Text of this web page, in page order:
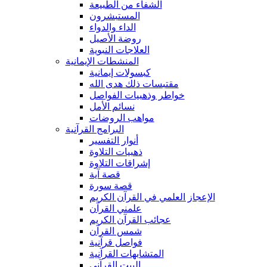
الشفاء من الطبيعة
المستبشرون
الداء والدواء
روضة الأصيل
العلاجات النبوية
المنشطات الإيمانية
كبسولات إيمانية
مقتبسات ذلك هدى الله
خواطر وذهبيات الفواصل
نسائم الأمل
مواهب الروضات
البرامج القرآنية
أنوار التفسير
ذهبيات التلاوة
إشراقات التلاوة
قصة آية
قصة سورة
الإعجاز العلمي في القرآن الكريم
علمني القرآن
عجائب القرآن الكريم
شمس القرآن
فواصل قرآنية
المتشابهات القرآنية
البيت القرآنى